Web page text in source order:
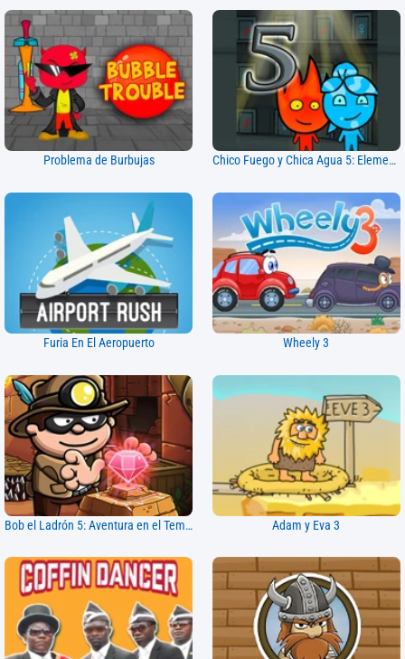
Problema de Burbujas Chico Fuego y Chica Agua 5: Elementos
Furia En El Aeropuerto Wheely 3
Bob el Ladrón 5: Aventura en el Templo Adam y Eva 3